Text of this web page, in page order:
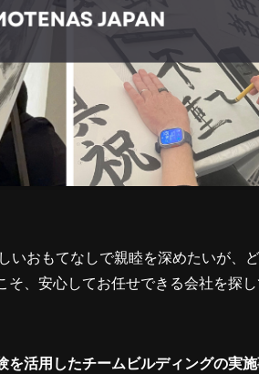
おもてなしで親睦を深めたいが、
、安心してお任せできる会社を探
を活用したチームビルディングの実